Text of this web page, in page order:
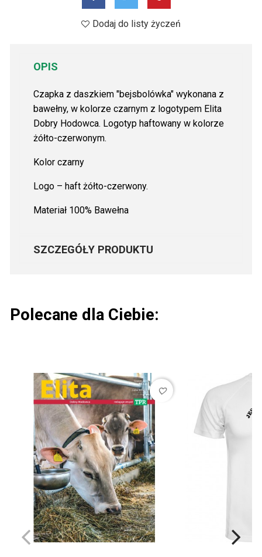
Dodaj do listy życzeń
OPIS
Czapka z daszkiem "bejsbolówka" wykonana z
bawełny, w kolorze czarnym z logotypem Elita
Dobry Hodowca. Logotyp haftowany w kolorze
żółto-czerwonym.
Kolor czarny
Logo – haft żółto-czerwony.
Materiał 100% Bawełna
SZCZEGÓŁY PRODUKTU
Polecane dla Ciebie:
favorite_border